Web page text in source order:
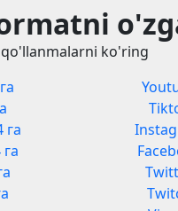
ko'ring
га